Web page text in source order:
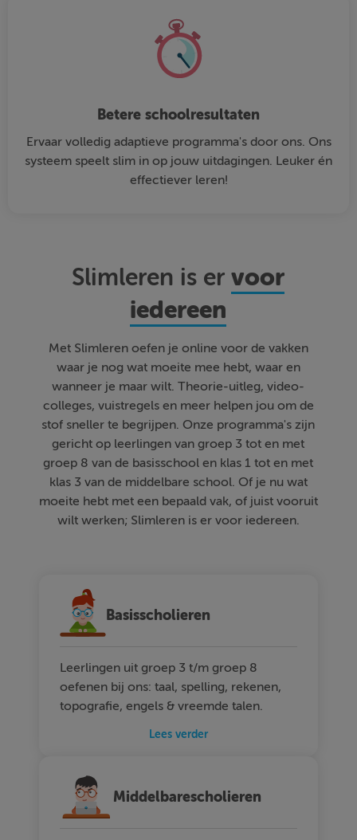
Betere schoolresultaten
Ervaar volledig adaptieve programma's door ons. Ons
systeem speelt slim in op jouw uitdagingen. Leuker én
effectiever leren!
Slimleren is ervoor
iedereen
Met Slimleren oefen je online voor de vakken
waar je nog wat moeite mee hebt, waar en
wanneer je maar wilt. Theorie-uitleg, video-
colleges, vuistregels en meer helpen jou om de
stof sneller te begrijpen. Onze programma's zijn
gericht op leerlingen van groep 3 tot en met
groep 8 van de basisschool en klas 1 tot en met
klas 3 van de middelbare school. Of je nu wat
moeite hebt met een bepaald vak, of juist vooruit
wilt werken; Slimleren is er voor iedereen.
Basisscholieren
Leerlingen uit groep 3 t/m groep 8
oefenen bij ons: taal, spelling, rekenen,
topografie, engels & vreemde talen.
Lees verder
Middelbarescholieren